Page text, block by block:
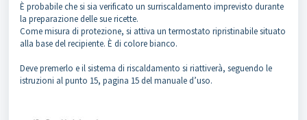
È probabile che si sia verificato un surriscaldamento imprevisto durante
la preparazione delle sue ricette.
Come misura di protezione, si attiva un termostato ripristinabile situato
alla base del recipiente. È di colore bianco.
Deve premerlo e il sistema di riscaldamento si riattiverà, seguendo le
istruzioni al punto 15, pagina 15 del manuale d’uso.